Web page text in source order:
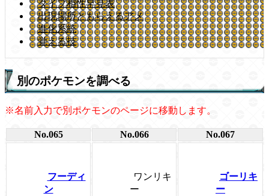
タイプ相性早見表
出現場所ともらえるアメ
進化系統
覚える技
別のポケモンを調べる
※名前入力で別ポケモンのページに移動します。
No.065 No.066 No.067
フーディ
ン
ワンリキ
ー
ゴーリキ
ー